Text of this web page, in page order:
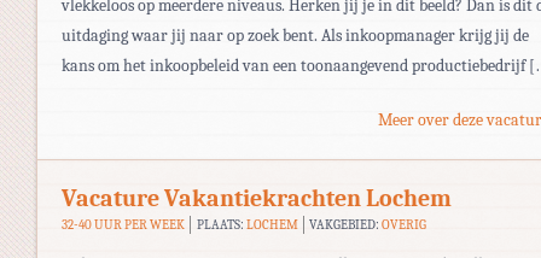
vlekkeloos op meerdere niveaus. Herken jij je in dit beeld? Dan is dit
uitdaging waar jij naar op zoek bent. Als inkoopmanager krijg jij de
kans om het inkoopbeleid van een toonaangevend productiebedrijf
Meer over deze
Vacature Vakantiekrachten Lochem
32-40 UUR PER WEEK PLAATS: LOCHEM VAKGEBIED:OVERIG